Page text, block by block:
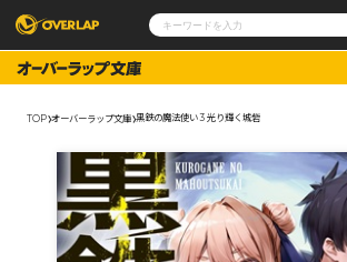
コミックガルド
コミッククリエ
その他
コミックエッセイ
ポケットモンスター
アニメ
ゲーム
通販・
OVERLAP
オーバーラッ
企業
会社概要
採用情報
アクセス
オーバーラップホールディングス
オーバーラップ文庫
TOP オーバーラップ文庫 黒鉄の魔法使い 3 光り輝く城砦